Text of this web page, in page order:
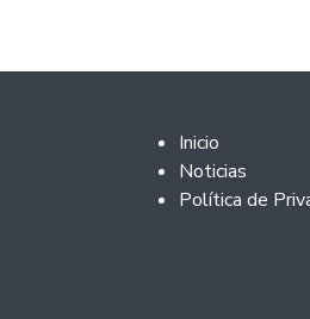
Footer 2
Inicio
Noticias
Política de